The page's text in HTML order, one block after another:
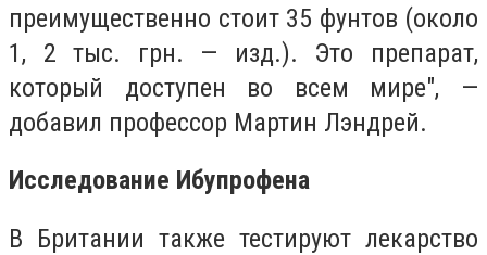
преимущественно стоит 35 фунтов (около
1, 2 тыс. грн. — изд.). Это препарат,
который доступен во всем мире", —
добавил профессор Мартин Лэндрей.
Исследование Ибупрофена
В Британии также тестируют лекарство